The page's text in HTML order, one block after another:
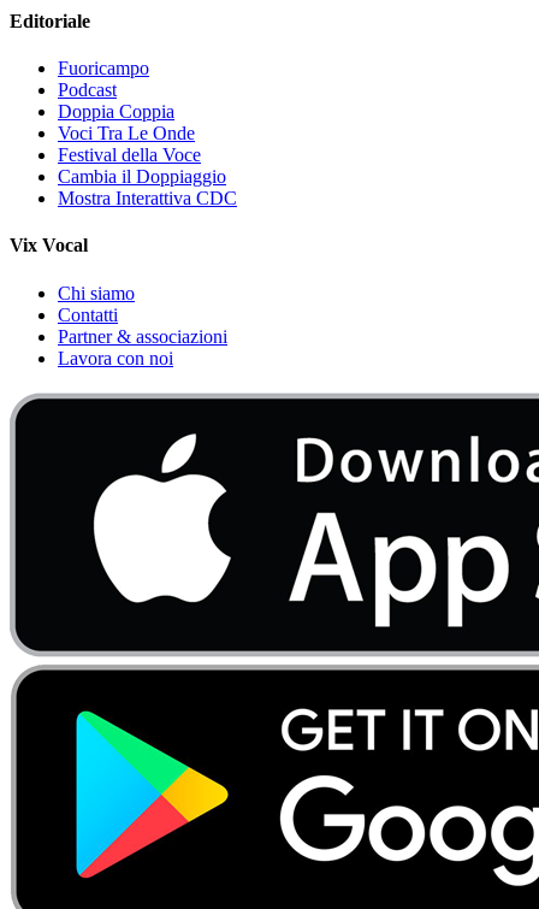
Editoriale
Fuoricampo
Podcast
Doppia Coppia
Voci Tra Le Onde
Festival della Voce
Cambia il Doppiaggio
Mostra Interattiva CDC
Vix Vocal
Chi siamo
Contatti
Partner & associazioni
Lavora con noi